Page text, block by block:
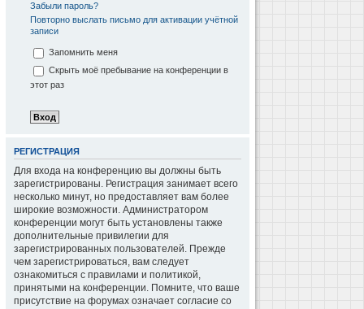
Забыли пароль?
Повторно выслать письмо для активации учётной
записи
Запомнить меня
Скрыть моё пребывание на конференции в
этот раз
РЕГИСТРАЦИЯ
Для входа на конференцию вы должны быть
зарегистрированы. Регистрация занимает всего
несколько минут, но предоставляет вам более
широкие возможности. Администратором
конференции могут быть установлены также
дополнительные привилегии для
зарегистрированных пользователей. Прежде
чем зарегистрироваться, вам следует
ознакомиться с правилами и политикой,
принятыми на конференции. Помните, что ваше
присутствие на форумах означает согласие со